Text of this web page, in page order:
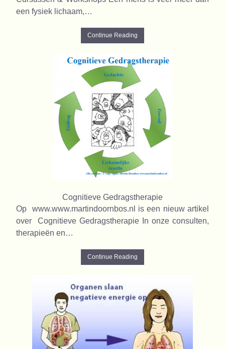
een fysiek lichaam,…
Continue Reading
Cognitieve Gedragstherapie
Op www.www.martindoornbos.nl is een nieuw artikel
over Cognitieve Gedragstherapie In onze consulten,
therapieën en…
Continue Reading